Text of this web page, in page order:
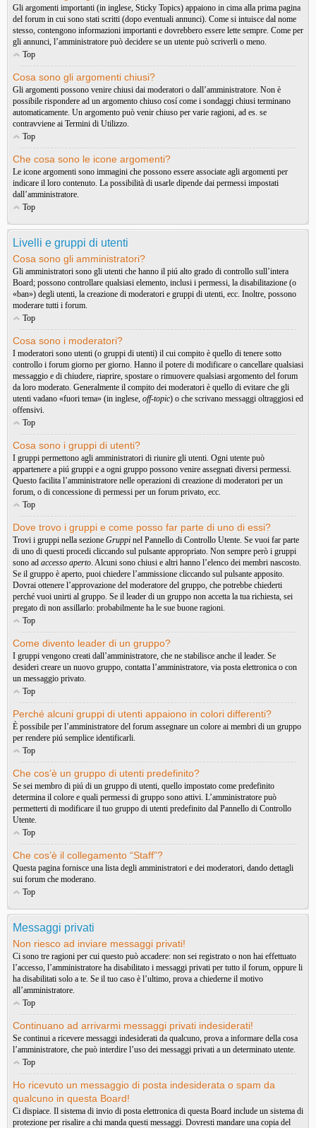
Gli argomenti importanti (in inglese, Sticky Topics) appaiono in cima alla prima pagina
del forum in cui sono stati scritti (dopo eventuali annunci). Come si intuisce dal nome
stesso, contengono informazioni importanti e dovrebbero essere lette sempre. Come per
gli annunci, l’amministratore può decidere se un utente può scriverli o meno.
Top
Cosa sono gli argomenti chiusi?
Gli argomenti possono venire chiusi dai moderatori o dall’amministratore. Non è
possibile rispondere ad un argomento chiuso cosí come i sondaggi chiusi terminano
automaticamente. Un argomento può venir chiuso per varie ragioni, ad es. se
contravviene ai Termini di Utilizzo.
Top
Che cosa sono le icone argomenti?
Le icone argomenti sono immagini che possono essere associate agli argomenti per
indicare il loro contenuto. La possibilità di usarle dipende dai permessi impostati
dall’amministratore.
Top
Livelli e gruppi di utenti
Cosa sono gli amministratori?
Gli amministratori sono gli utenti che hanno il piú alto grado di controllo sull’intera
Board; possono controllare qualsiasi elemento, inclusi i permessi, la disabilitazione (o
«ban») degli utenti, la creazione di moderatori e gruppi di utenti, ecc. Inoltre, possono
moderare tutti i forum.
Top
Cosa sono i moderatori?
I moderatori sono utenti (o gruppi di utenti) il cui compito è quello di tenere sotto
controllo i forum giorno per giorno. Hanno il potere di modificare o cancellare qualsiasi
messaggio e di chiudere, riaprire, spostare o rimuovere qualsiasi argomento del forum
da loro moderato. Generalmente il compito dei moderatori è quello di evitare che gli
utenti vadano «fuori tema» (in inglese, off-topic) o che scrivano messaggi oltraggiosi ed
offensivi.
Top
Cosa sono i gruppi di utenti?
I gruppi permettono agli amministratori di riunire gli utenti. Ogni utente può
appartenere a piú gruppi e a ogni gruppo possono venire assegnati diversi permessi.
Questo facilita l’amministratore nelle operazioni di creazione di moderatori per un
forum, o di concessione di permessi per un forum privato, ecc.
Top
Dove trovo i gruppi e come posso far parte di uno di essi?
Trovi i gruppi nella sezione Gruppi nel Pannello di Controllo Utente. Se vuoi far parte
di uno di questi procedi cliccando sul pulsante appropriato. Non sempre però i gruppi
sono ad accesso aperto. Alcuni sono chiusi e altri hanno l’elenco dei membri nascosto.
Se il gruppo è aperto, puoi chiedere l’ammissione cliccando sul pulsante apposito.
Dovrai ottenere l’approvazione del moderatore del gruppo, che potrebbe chiederti
perché vuoi unirti al gruppo. Se il leader di un gruppo non accetta la tua richiesta, sei
pregato di non assillarlo: probabilmente ha le sue buone ragioni.
Top
Come divento leader di un gruppo?
I gruppi vengono creati dall’amministratore, che ne stabilisce anche il leader. Se
desideri creare un nuovo gruppo, contatta l’amministratore, via posta elettronica o con
un messaggio privato.
Top
Perché alcuni gruppi di utenti appaiono in colori differenti?
È possibile per l’amministratore del forum assegnare un colore ai membri di un gruppo
per rendere piú semplice identificarli.
Top
Che cos’è un gruppo di utenti predefinito?
Se sei membro di piú di un gruppo di utenti, quello impostato come predefinito
determina il colore e quali permessi di gruppo sono attivi. L’amministratore può
permetterti di modificare il tuo gruppo di utenti predefinito dal Pannello di Controllo
Utente.
Top
Che cos’è il collegamento “Staff”?
Questa pagina fornisce una lista degli amministratori e dei moderatori, dando dettagli
sui forum che moderano.
Top
Messaggi privati
Non riesco ad inviare messaggi privati!
Ci sono tre ragioni per cui questo può accadere: non sei registrato o non hai effettuato
l’accesso, l’amministratore ha disabilitato i messaggi privati per tutto il forum, oppure li
ha disabilitati solo a te. Se il tuo caso è l’ultimo, prova a chiederne il motivo
all’amministratore.
Top
Continuano ad arrivarmi messaggi privati indesiderati!
Se continui a ricevere messaggi indesiderati da qualcuno, prova a informare della cosa
l’amministratore, che può interdire l’uso dei messaggi privati a un determinato utente.
Top
Ho ricevuto un messaggio di posta indesiderata o spam da
qualcuno in questa Board!
Ci dispiace. Il sistema di invio di posta elettronica di questa Board include un sistema di
protezione per risalire a chi manda questi messaggi. Dovresti mandare una copia del